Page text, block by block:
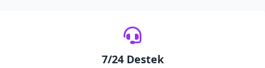
7/24 Destek